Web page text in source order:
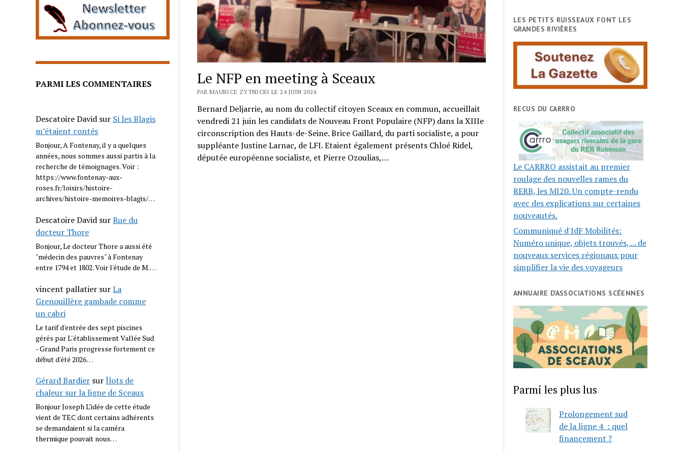
PARMI LES COMMENTAIRES
Descatoire David sur Si les Blagis
m’étaient contés
Bonjour, A Fontenay, il y a quelques
années, nous sommes aussi partis à la
recherche de témoignages. Voir :
https://www.fontenay-aux-
roses.fr/loisirs/histoire-
archives/histoire-memoires-blagis/…
Descatoire David surRue du
docteur Thore
Bonjour, Le docteur Thore a aussi été
"médecin des pauvres" à Fontenay
entre 1794 et 1802. Voir l'étude de M.…
vincent pallatier surLa
Grenouillère gambade comme
un cabri
Le tarif d'entrée des sept piscines
gérés par L''établissement Vallée Sud
- Grand Paris progresse fortement ce
début d'été 2026…
Gérard Bardier surÎlots de
chaleur sur la ligne de Sceaux
Bonjour Joseph L’idée de cette étude
vient de TEC dont certains adhérents
se demandaient si la caméra
thermique pouvait nous…
Le NFP en meeting à Sceaux
PAR MAURICE ZYTNICKI LE 24 JUIN 2024
Bernard Deljarrie, au nom du collectif citoyen Sceaux en commun, accueillait
vendredi 21 juin les candidats de Nouveau Front Populaire (NFP) dans la XIIIe
circonscription des Hauts-de-Seine. Brice Gaillard, du parti socialiste, a pour
suppléante Justine Larnac, de LFI. Etaient également présents Chloé Ridel,
députée européenne socialiste, et Pierre Ozoulias,…
LES PETITS RUISSEAUX FONT LES
GRANDES RIVIÈRES
RECUS DU CARRRO
Le CARRRO assistait au premier
roulage des nouvelles rames du
RERB, les MI20. Un compte-rendu
avec des explications sur certaines
nouveautés.
Communiqué d'IdF Mobilités:
Numéro unique, objets trouvés, ... de
nouveaux services régionaux pour
simplifier la vie des voyageurs
ANNUAIRE D’ASSOCIATIONS SCÉENNES
Parmi les plus lus
Prolongement sud
de la ligne 4 : quel
financement ?